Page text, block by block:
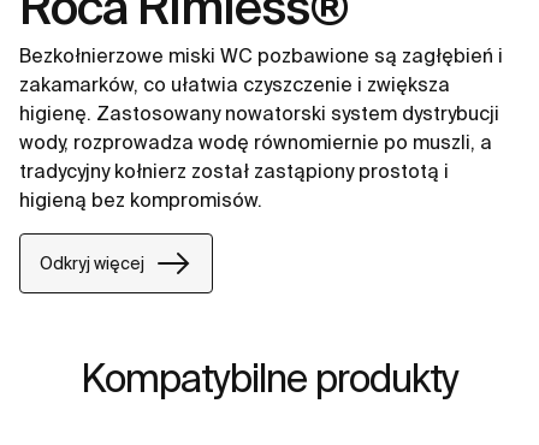
Bezkołnierzowe miski WC pozbawione są zagłębień i
zakamarków, co ułatwia czyszczenie i zwiększa
higienę. Zastosowany nowatorski system dystrybucji
wody, rozprowadza wodę równomiernie po muszli, a
tradycyjny kołnierz został zastąpiony prostotą i
higieną bez kompromisów.
Odkryj więcej
Kompatybilne produkty